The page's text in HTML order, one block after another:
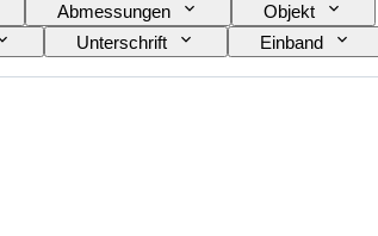
Abmessungen
Objekt
Unterschrift Einband